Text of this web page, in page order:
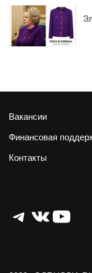
Вакансии
Финансовая
Контакты
Telegram